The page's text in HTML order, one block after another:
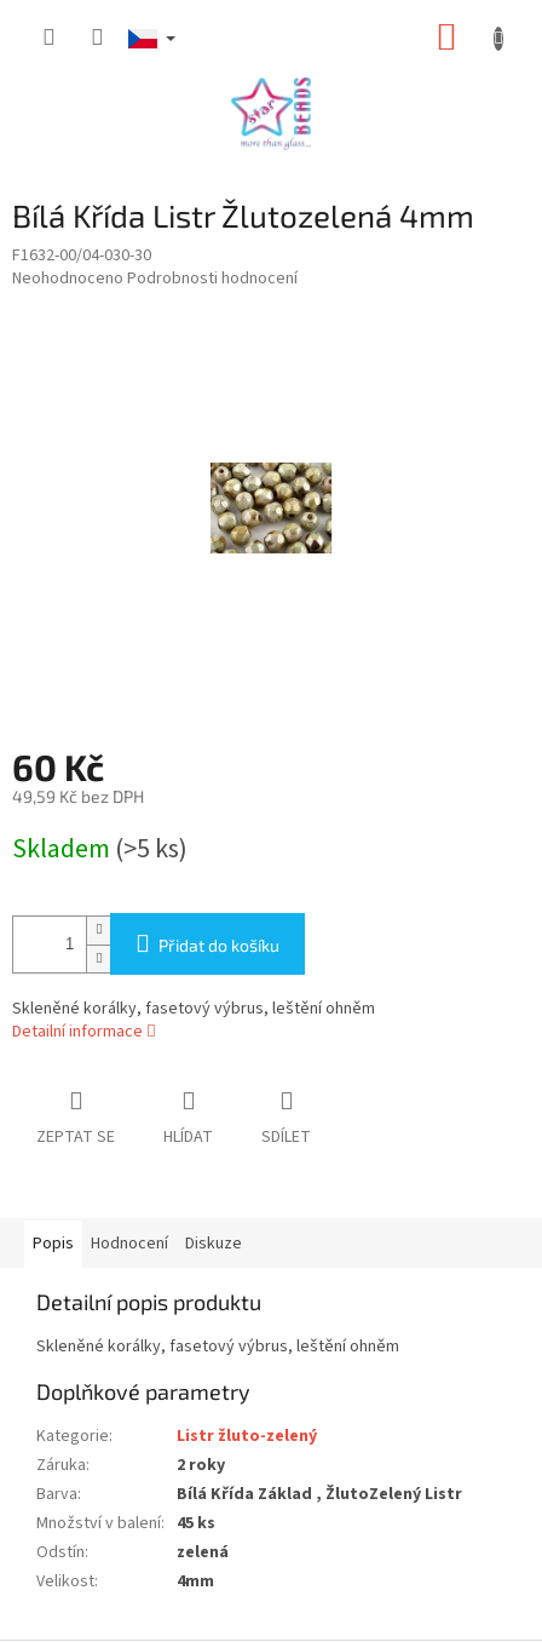
Bílá Křída Listr Žlutozelená 4mm
F1632-00/04-030-30
Průměrné
Neohodnoceno Podrobnosti hodnocení
60 Kč
49,59 Kč bez DPH
cena:
Skladem (>5 ks)
Přidat do košíku
Skleněné korálky, fasetový výbrus, leštění ohněm
Detailní informace
ZEPTAT SE HLÍDAT SDÍLET
Popis Hodnocení Diskuze
Detailní popis produktu
Skleněné korálky, fasetový výbrus, leštění ohněm
Doplňkové parametry
Kategorie:
Listr žluto-zelený
Záruka:
2 roky
Barva:
Bílá Křída Základ , ŽlutoZelený Listr
Množství v balení: 45 ks
Odstín:
zelená
Velikost: 4mm